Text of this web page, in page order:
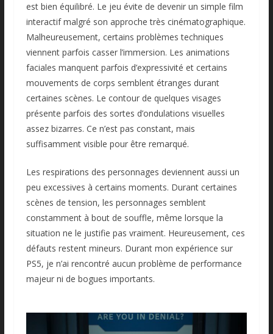
est bien équilibré. Le jeu évite de devenir un simple film
interactif malgré son approche très cinématographique.
Malheureusement, certains problèmes techniques
viennent parfois casser l’immersion. Les animations
faciales manquent parfois d’expressivité et certains
mouvements de corps semblent étranges durant
certaines scènes. Le contour de quelques visages
présente parfois des sortes d’ondulations visuelles
assez bizarres. Ce n’est pas constant, mais
suffisamment visible pour être remarqué.
Les respirations des personnages deviennent aussi un
peu excessives à certains moments. Durant certaines
scènes de tension, les personnages semblent
constamment à bout de souffle, même lorsque la
situation ne le justifie pas vraiment. Heureusement, ces
défauts restent mineurs. Durant mon expérience sur
PS5, je n’ai rencontré aucun problème de performance
majeur ni de bogues importants.